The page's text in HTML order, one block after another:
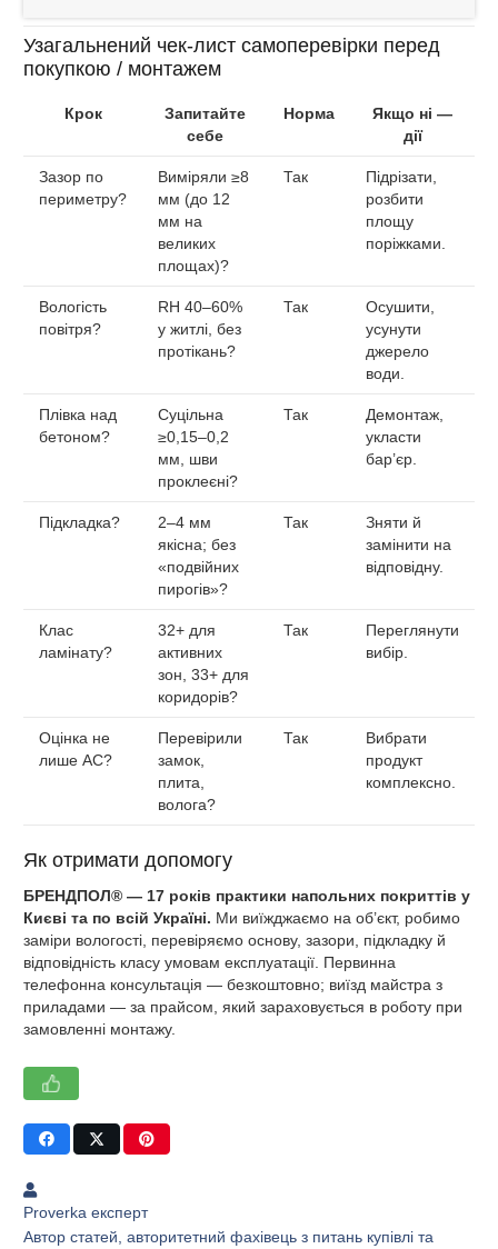
Узагальнений чек‑лист самоперевірки перед
покупкою / монтажем
Крок
Запитайте
себе
Норма
Якщо ні —
дії
Зазор по
периметру?
Виміряли ≥8
мм (до 12
мм на
великих
площах)?
Так
Підрізати,
розбити
площу
поріжками.
Вологість
повітря?
RH 40–60%
у житлі, без
протікань?
Так
Осушити,
усунути
джерело
води.
Плівка над
бетоном?
Суцільна
≥0,15–0,2
мм, шви
проклеєні?
Так
Демонтаж,
укласти
бар’єр.
Підкладка?
2–4 мм
якісна; без
«подвійних
пирогів»?
Так
Зняти й
замінити на
відповідну.
Клас
ламінату?
32+ для
активних
зон, 33+ для
коридорів?
Так
Переглянути
вибір.
Оцінка не
лише AC?
Перевірили
замок,
плита,
волога?
Так
Вибрати
продукт
комплексно.
Як отримати допомогу
БРЕНДПОЛ® — 17 років практики напольних покриттів у
Києві та по всій Україні. Ми виїжджаємо на об’єкт, робимо
заміри вологості, перевіряємо основу, зазори, підкладку й
відповідність класу умовам експлуатації. Первинна
телефонна консультація — безкоштовно; виїзд майстра з
приладами — за прайсом, який зараховується в роботу при
замовленні монтажу.
Proverka експерт
Автор статей, авторитетний фахівець з питань купівлі та